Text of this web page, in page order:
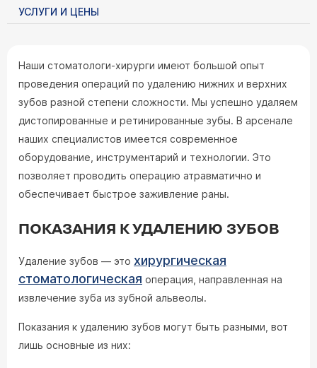
УСЛУГИ И ЦЕНЫ
Наши стоматологи-хирурги имеют большой опыт
проведения операций по удалению нижних и верхних
зубов разной степени сложности. Мы успешно удаляем
дистопированные и ретинированные зубы. В арсенале
наших специалистов имеется современное
оборудование, инструментарий и технологии. Это
позволяет проводить операцию атравматично и
обеспечивает быстрое заживление раны.
ПОКАЗАНИЯ К УДАЛЕНИЮ ЗУБОВ
Удаление зубов — это хирургическая
стоматологическая операция, направленная на
извлечение зуба из зубной альвеолы.
Показания к удалению зубов могут быть разными, вот
лишь основные из них: